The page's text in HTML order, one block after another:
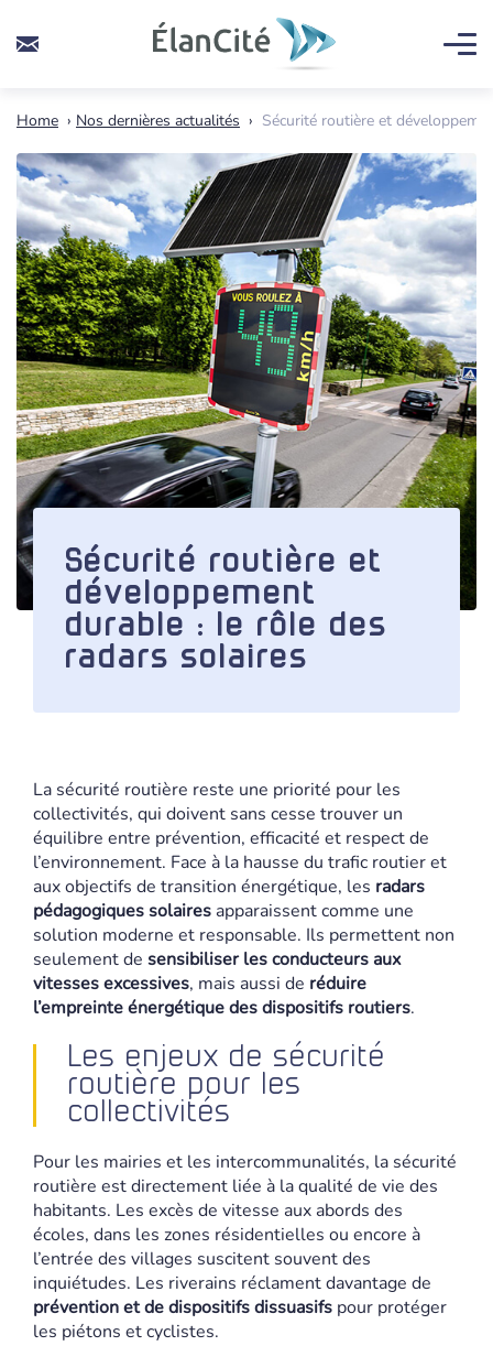
Home › Nos dernières actualités › Sécurité routière et
Sécurité routière et
développement
durable : le rôle des
radars solaires
La sécurité routière reste une priorité pour les
collectivités, qui doivent sans cesse trouver un
équilibre entre prévention, efficacité et respect de
l’environnement. Face à la hausse du trafic routier et
aux objectifs de transition énergétique, les radars
pédagogiques solaires apparaissent comme une
solution moderne et responsable. Ils permettent non
seulement de sensibiliser les conducteurs aux
vitesses excessives, mais aussi de réduire
l’empreinte énergétique des dispositifs routiers.
Les enjeux de sécurité
routière pour les
collectivités
Pour les mairies et les intercommunalités, la sécurité
routière est directement liée à la qualité de vie des
habitants. Les excès de vitesse aux abords des
écoles, dans les zones résidentielles ou encore à
l’entrée des villages suscitent souvent des
inquiétudes. Les riverains réclament davantage de
prévention et de dispositifs dissuasifs pour protéger
les piétons et cyclistes.